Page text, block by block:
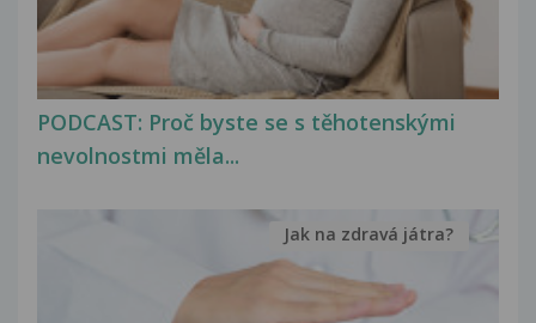
PODCAST: Proč byste se s těhotenskými
nevolnostmi měla...
Jak na zdravá játra?